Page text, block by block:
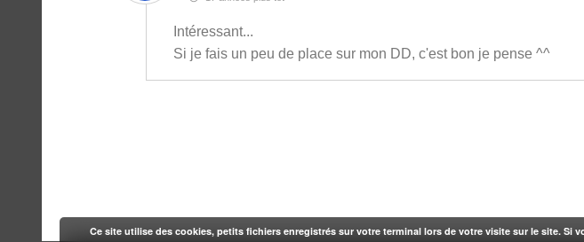
Intéressant...
Si je fais un peu de place sur mon DD, c'est bon je pense ^^
Ce site utilise des cookies, petits fichiers enregistrés sur votre terminal lors de votre visite sur le site.